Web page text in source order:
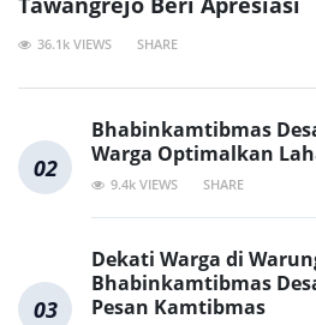
36.1k VIEWS SHARE
02
Bhabinkamtibmas
Warga Optimalkan
9.4k VIEWS SHARE
03
Dekati Warga di
Bhabinkamtibmas
Pesan Kamtibmas